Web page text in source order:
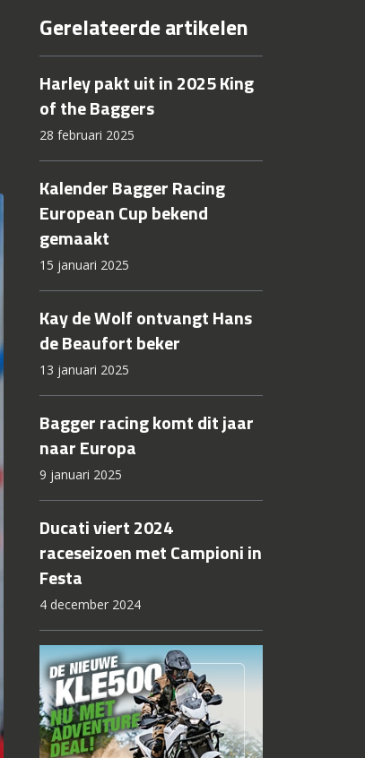
Gerelateerde artikelen
Harley pakt uit in 2025 King
of the Baggers
28 februari 2025
Kalender Bagger Racing
European Cup bekend
gemaakt
15 januari 2025
Kay de Wolf ontvangt Hans
de Beaufort beker
13 januari 2025
Bagger racing komt dit jaar
naar Europa
9 januari 2025
Ducati viert 2024
raceseizoen met Campioni in
Festa
4 december 2024